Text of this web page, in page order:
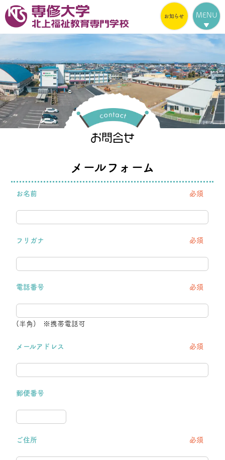
MENU
お問合せ
メールフォーム
お名前 必須
フリガナ 必須
電話番号 必須
(半角) ※携帯電話可
メールアドレス 必須
郵便番号
ご住所 必須